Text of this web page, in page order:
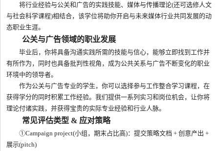
将行业经验与公关和广告的实践技能、媒体与传播理论(还可选修人文
与社会科学课程)相结合，该学位将助你开启与未来媒体行业共同发展的动
态职业生涯。
公关与广告领域的职业发展
毕业后，你将具备沟通实践所需的技能与信心，能够立即找到工作并
有所作为，同时也具备批判性视角，成为公共关系与广告不断变化的职业
环境中的领导者。
作为公关与广告专业的学生，你可以选择参与工作整合学习课程，在
获得学分的同时积累工作经验。我们提供一系列实习和岗位机会，让你将
理论付诸实践，并获得宝贵的实际专业经验和行业人脉。
常见评估类型 & 应对策略
①Campaign project(小组，期末占比高)：提交策略文档 + 创意产出 +
展示(pitch)